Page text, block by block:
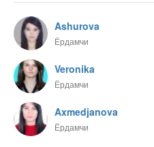
Ashurova
Ёрдамчи
Veronika
Ёрдамчи
Axmedjanova
Ёрдамчи